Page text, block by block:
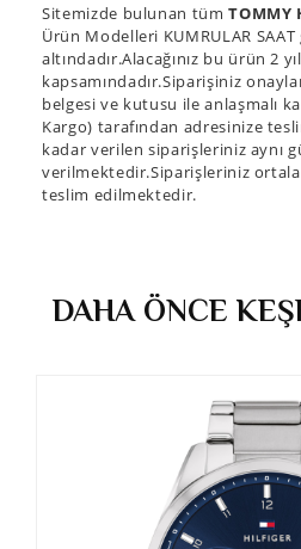
Sitemizde bulunan tümTOMMY
Ürün Modelleri KUMRULAR
altındadır.Alacağınız bu ürün 2
kapsamındadır.Siparişiniz
belgesi ve kutusu ile anlaşmalı
Kargo) tarafından adresinize
kadar verilen siparişleriniz aynı
verilmektedir.Siparişleriniz
teslim edilmektedir.
DAHA ÖNCE